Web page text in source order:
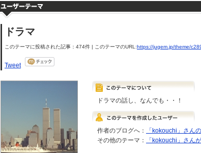
ドラマ
このテーマに投稿された記事：474件 | このテーマのURL:https://jugem.jp/theme/
Tweet
ドラマの話し、なんでも・・！
作者のブログへ：
「kokouchi」さん
その他のテーマ：
「kokouchi」さん